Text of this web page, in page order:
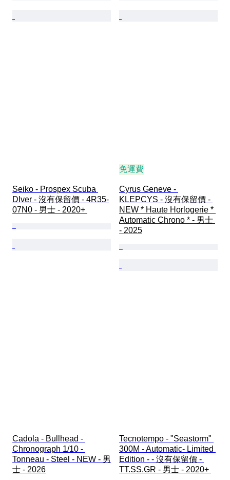
Seiko - Prospex Scuba
DIver - 沒有保留價 - 4R35-
07N0 - 男士 - 2020+
免運費
Cyrus Geneve -
KLEPCYS - 沒有保留價 -
NEW * Haute Horlogerie *
Automatic Chrono * - 男士
- 2025
Cadola - Bullhead -
Chronograph 1/10 -
Tonneau - Steel - NEW - 男
士 - 2026
Tecnotempo - "Seastorm"
300M - Automatic- Limited
Edition - - 沒有保留價 -
TT.SS.GR - 男士 - 2020+